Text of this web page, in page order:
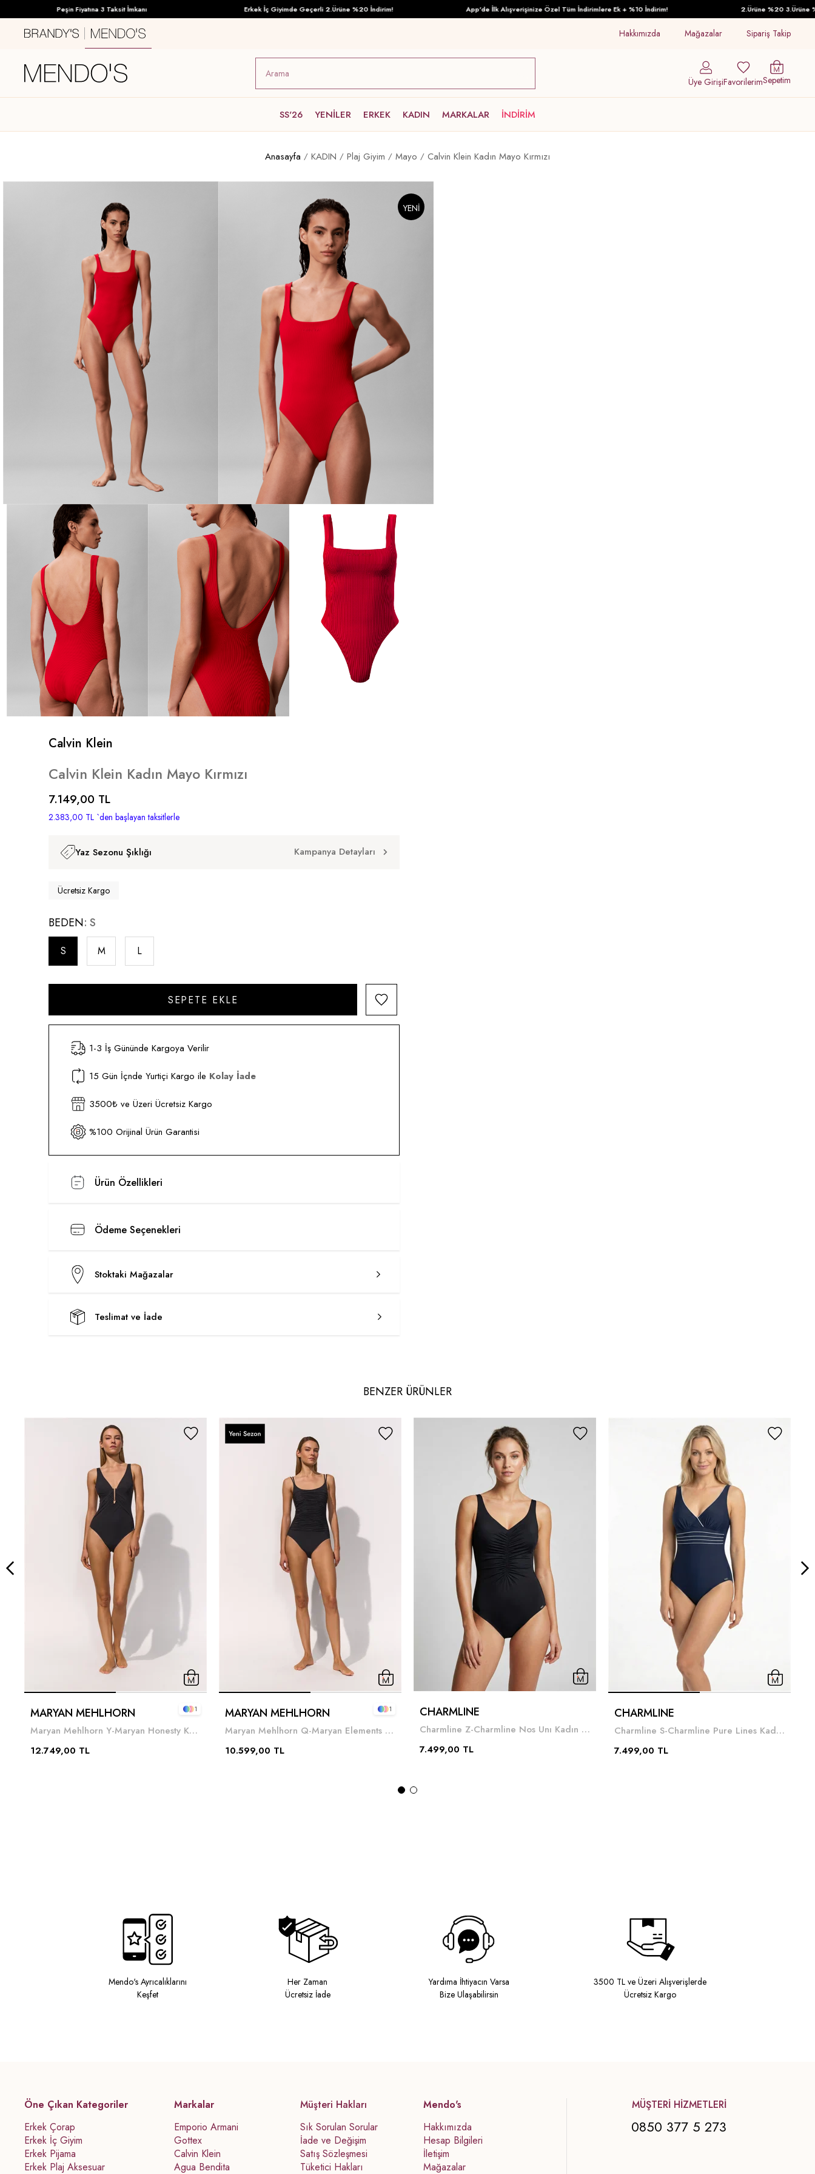
Peşin Fiyatına 3 Taksit İmkanı Erkek İç Giyimde Geçerli 2.Ürüne %20 İndirim! App'de İlk Alışverişinize Özel Tüm İndirimlere Ek + %10 İndirim! 2.Ürüne %20 3.Ürüne
Hakkımızda Mağazalar Sipariş Takip
Üye GirişiFavorilerimSepetim
SS'26 YENİLER ERKEK KADIN MARKALAR İNDİRİM
Anasayfa KADIN Plaj Giyim Mayo Calvin Klein Kadın Mayo Kırmızı
YENI
Calvin Klein
Calvin Klein Kadın Mayo Kırmızı
7.149,00 TL
2.383,00 TL `den başlayan taksitlerle
Yaz Sezonu Şıklığı Kampanya Detayları
Ücretsiz Kargo
BEDEN S
S M L
1-3 İş Gününde Kargoya Verilir
15 Gün İçnde Yurtiçi Kargo ile Kolay İade
3500₺ ve Üzeri Ücretsiz Kargo
%100 Orijinal Ürün Garantisi
Ürün Özellikleri
Ödeme Seçenekleri
Stoktaki Mağazalar
Teslimat ve İade
BENZER ÜRÜNLER
MARYAN MEHLHORN
Maryan Mehlhorn Y-Maryan Honesty Kadın Mayo Siyah
12.749,00 TL
1 MARYAN MEHLHORN
Maryan Mehlhorn Q-Maryan Elements Kadın Mayo Siyah
10.599,00 TL
1 CHARMLINE
Charmline Z-Charmline Nos Unı Kadın Mayo Siyah
7.499,00 TL
CHARMLINE
Charmline S-Charmline Pure Lines Kadın Mayo Lacivert
7.499,00 TL
Mendo's Ayrıcalıklarını
Keşfet
Her Zaman
Ücretsiz İade
Yardıma İhtiyacın Varsa
Bize Ulaşabilirsin
3500 TL ve Üzeri Alışverişlerde
Ücretsiz Kargo
Öne Çıkan Kategoriler
Erkek Çorap
Erkek İç Giyim
Erkek Pijama
Erkek Plaj Aksesuar
Markalar
Emporio Armani
Gottex
Calvin Klein
Agua Bendita
Müşteri Hakları
Sık Sorulan Sorular
İade ve Değişim
Satış Sözleşmesi
Tüketici Hakları
Mendo's
Hakkımızda
Hesap Bilgileri
İletişim
Mağazalar
MÜŞTERİ HİZMETLERİ
0850 377 5 273